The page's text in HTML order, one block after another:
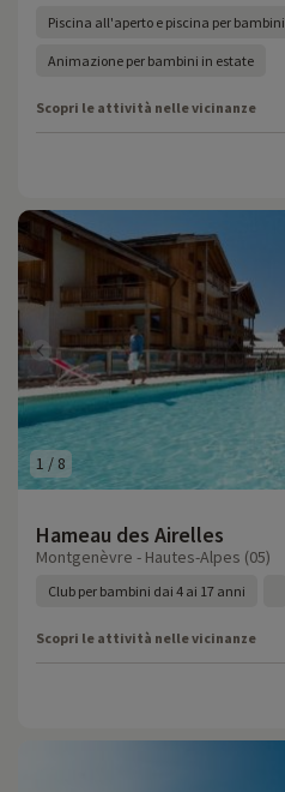
Piscina all'aperto e piscina per bambini
Animazione per bambini in estate
Scopri le attività nelle vicinanze
1 / 8
Hameau des Airelles
Montgenèvre - Hautes-Alpes (05)
Club per bambini dai 4 ai 17 anni
Scopri le attività nelle vicinanze